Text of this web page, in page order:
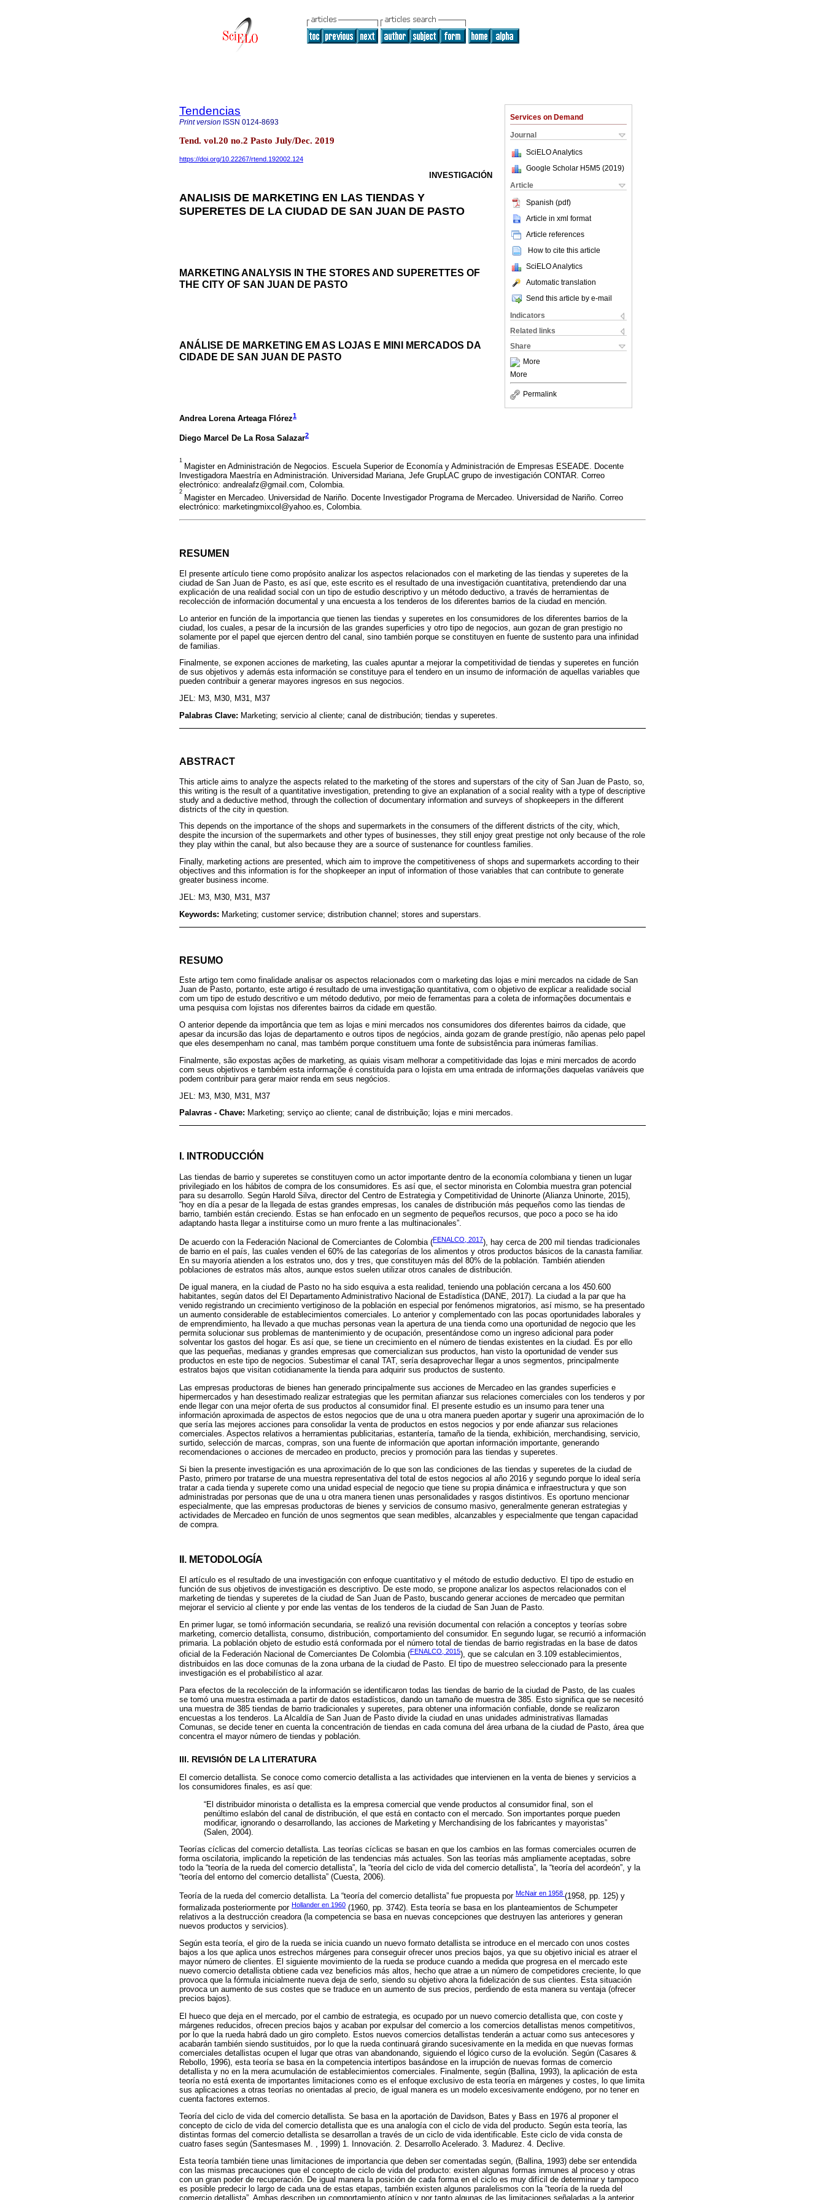
Services on Demand
Journal
SciELO Analytics
Google Scholar H5M5 (2019)
Article
Spanish (pdf)
Article in xml format
Article references
How to cite this article
SciELO Analytics
Automatic translation
Send this article by e-mail
Indicators
Related links
Share
More
More
Permalink
Tendencias
Print version ISSN 0124-8693
Tend. vol.20 no.2 Pasto July/Dec. 2019
https://doi.org/10.22267/rtend.192002.124
INVESTIGACIÓN
ANALISIS DE MARKETING EN LAS TIENDAS Y
SUPERETES DE LA CIUDAD DE SAN JUAN DE PASTO
MARKETING ANALYSIS IN THE STORES AND SUPERETTES OF
THE CITY OF SAN JUAN DE PASTO
ANÁLISE DE MARKETING EM AS LOJAS E MINI MERCADOS DA
CIDADE DE SAN JUAN DE PASTO
Andrea Lorena Arteaga Flórez1
Diego Marcel De La Rosa Salazar2
1
Magister en Administración de Negocios. Escuela Superior de Economía y Administración de Empresas ESEADE. Docente
Investigadora Maestría en Administración. Universidad Mariana, Jefe GrupLAC grupo de investigación CONTAR. Correo
electrónico: andrealafz@gmail.com, Colombia.
2
Magister en Mercadeo. Universidad de Nariño. Docente Investigador Programa de Mercadeo. Universidad de Nariño. Correo
electrónico: marketingmixcol@yahoo.es, Colombia.
RESUMEN
El presente artículo tiene como propósito analizar los aspectos relacionados con el marketing de las tiendas y superetes de la
ciudad de San Juan de Pasto, es así que, este escrito es el resultado de una investigación cuantitativa, pretendiendo dar una
explicación de una realidad social con un tipo de estudio descriptivo y un método deductivo, a través de herramientas de
recolección de información documental y una encuesta a los tenderos de los diferentes barrios de la ciudad en mención.
Lo anterior en función de la importancia que tienen las tiendas y superetes en los consumidores de los diferentes barrios de la
ciudad, los cuales, a pesar de la incursión de las grandes superficies y otro tipo de negocios, aun gozan de gran prestigio no
solamente por el papel que ejercen dentro del canal, sino también porque se constituyen en fuente de sustento para una infinidad
de familias.
Finalmente, se exponen acciones de marketing, las cuales apuntar a mejorar la competitividad de tiendas y superetes en función
de sus objetivos y además esta información se constituye para el tendero en un insumo de información de aquellas variables que
pueden contribuir a generar mayores ingresos en sus negocios.
JEL: M3, M30, M31, M37
Palabras Clave: Marketing; servicio al cliente; canal de distribución; tiendas y superetes.
ABSTRACT
This article aims to analyze the aspects related to the marketing of the stores and superstars of the city of San Juan de Pasto, so,
this writing is the result of a quantitative investigation, pretending to give an explanation of a social reality with a type of descriptive
study and a deductive method, through the collection of documentary information and surveys of shopkeepers in the different
districts of the city in question.
This depends on the importance of the shops and supermarkets in the consumers of the different districts of the city, which,
despite the incursion of the supermarkets and other types of businesses, they still enjoy great prestige not only because of the role
they play within the canal, but also because they are a source of sustenance for countless families.
Finally, marketing actions are presented, which aim to improve the competitiveness of shops and supermarkets according to their
objectives and this information is for the shopkeeper an input of information of those variables that can contribute to generate
greater business income.
JEL: M3, M30, M31, M37
Keywords: Marketing; customer service; distribution channel; stores and superstars.
RESUMO
Este artigo tem como finalidade analisar os aspectos relacionados com o marketing das lojas e mini mercados na cidade de San
Juan de Pasto, portanto, este artigo é resultado de uma investigação quantitativa, com o objetivo de explicar a realidade social
com um tipo de estudo descritivo e um método dedutivo, por meio de ferramentas para a coleta de informações documentais e
uma pesquisa com lojistas nos diferentes bairros da cidade em questão.
O anterior depende da importância que tem as lojas e mini mercados nos consumidores dos diferentes bairros da cidade, que
apesar da incursão das lojas de departamento e outros tipos de negócios, ainda gozam de grande prestígio, não apenas pelo papel
que eles desempenham no canal, mas também porque constituem uma fonte de subsistência para inúmeras famílias.
Finalmente, são expostas ações de marketing, as quiais visam melhorar a competitividade das lojas e mini mercados de acordo
com seus objetivos e também esta informaçõe é constituída para o lojista em uma entrada de informações daquelas variáveis ​​que
podem contribuir para gerar maior renda em seus negócios.
JEL: M3, M30, M31, M37
Palavras - Chave: Marketing; serviço ao cliente; canal de distribuição; lojas e mini mercados.
I. INTRODUCCIÓN
Las tiendas de barrio y superetes se constituyen como un actor importante dentro de la economía colombiana y tienen un lugar
privilegiado en los hábitos de compra de los consumidores. Es así que, el sector minorista en Colombia muestra gran potencial
para su desarrollo. Según Harold Silva, director del Centro de Estrategia y Competitividad de Uninorte (Alianza Uninorte, 2015),
“hoy en día a pesar de la llegada de estas grandes empresas, los canales de distribución más pequeños como las tiendas de
barrio, también están creciendo. Estas se han enfocado en un segmento de pequeños recursos, que poco a poco se ha ido
adaptando hasta llegar a instituirse como un muro frente a las multinacionales”.
De acuerdo con la Federación Nacional de Comerciantes de Colombia (FENALCO, 2017), hay cerca de 200 mil tiendas tradicionales
de barrio en el país, las cuales venden el 60% de las categorías de los alimentos y otros productos básicos de la canasta familiar.
En su mayoría atienden a los estratos uno, dos y tres, que constituyen más del 80% de la población. También atienden
poblaciones de estratos más altos, aunque estos suelen utilizar otros canales de distribución.
De igual manera, en la ciudad de Pasto no ha sido esquiva a esta realidad, teniendo una población cercana a los 450.600
habitantes, según datos del El Departamento Administrativo Nacional de Estadística (DANE, 2017). La ciudad a la par que ha
venido registrando un crecimiento vertiginoso de la población en especial por fenómenos migratorios, así mismo, se ha presentado
un aumento considerable de establecimientos comerciales. Lo anterior y complementado con las pocas oportunidades laborales y
de emprendimiento, ha llevado a que muchas personas vean la apertura de una tienda como una oportunidad de negocio que les
permita solucionar sus problemas de mantenimiento y de ocupación, presentándose como un ingreso adicional para poder
solventar los gastos del hogar. Es así que, se tiene un crecimiento en el número de tiendas existentes en la ciudad. Es por ello
que las pequeñas, medianas y grandes empresas que comercializan sus productos, han visto la oportunidad de vender sus
productos en este tipo de negocios. Subestimar el canal TAT, sería desaprovechar llegar a unos segmentos, principalmente
estratos bajos que visitan cotidianamente la tienda para adquirir sus productos de sustento.
Las empresas productoras de bienes han generado principalmente sus acciones de Mercadeo en las grandes superficies e
hipermercados y han desestimado realizar estrategias que les permitan afianzar sus relaciones comerciales con los tenderos y por
ende llegar con una mejor oferta de sus productos al consumidor final. El presente estudio es un insumo para tener una
información aproximada de aspectos de estos negocios que de una u otra manera pueden aportar y sugerir una aproximación de lo
que sería las mejores acciones para consolidar la venta de productos en estos negocios y por ende afianzar sus relaciones
comerciales. Aspectos relativos a herramientas publicitarias, estantería, tamaño de la tienda, exhibición, merchandising, servicio,
surtido, selección de marcas, compras, son una fuente de información que aportan información importante, generando
recomendaciones o acciones de mercadeo en producto, precios y promoción para las tiendas y superetes.
Si bien la presente investigación es una aproximación de lo que son las condiciones de las tiendas y superetes de la ciudad de
Pasto, primero por tratarse de una muestra representativa del total de estos negocios al año 2016 y segundo porque lo ideal sería
tratar a cada tienda y superete como una unidad especial de negocio que tiene su propia dinámica e infraestructura y que son
administradas por personas que de una u otra manera tienen unas personalidades y rasgos distintivos. Es oportuno mencionar
especialmente, que las empresas productoras de bienes y servicios de consumo masivo, generalmente generan estrategias y
actividades de Mercadeo en función de unos segmentos que sean medibles, alcanzables y especialmente que tengan capacidad
de compra.
II. METODOLOGÍA
El artículo es el resultado de una investigación con enfoque cuantitativo y el método de estudio deductivo. El tipo de estudio en
función de sus objetivos de investigación es descriptivo. De este modo, se propone analizar los aspectos relacionados con el
marketing de tiendas y superetes de la ciudad de San Juan de Pasto, buscando generar acciones de mercadeo que permitan
mejorar el servicio al cliente y por ende las ventas de los tenderos de la ciudad de San Juan de Pasto.
En primer lugar, se tomó información secundaria, se realizó una revisión documental con relación a conceptos y teorías sobre
marketing, comercio detallista, consumo, distribución, comportamiento del consumidor. En segundo lugar, se recurrió a información
primaria. La población objeto de estudio está conformada por el número total de tiendas de barrio registradas en la base de datos
oficial de la Federación Nacional de Comerciantes De Colombia (FENALCO, 2015), que se calculan en 3.109 establecimientos,
distribuidos en las doce comunas de la zona urbana de la ciudad de Pasto. El tipo de muestreo seleccionado para la presente
investigación es el probabilístico al azar.
Para efectos de la recolección de la información se identificaron todas las tiendas de barrio de la ciudad de Pasto, de las cuales
se tomó una muestra estimada a partir de datos estadísticos, dando un tamaño de muestra de 385. Esto significa que se necesitó
una muestra de 385 tiendas de barrio tradicionales y superetes, para obtener una información confiable, donde se realizaron
encuestas a los tenderos. La Alcaldía de San Juan de Pasto divide la ciudad en unas unidades administrativas llamadas
Comunas, se decide tener en cuenta la concentración de tiendas en cada comuna del área urbana de la ciudad de Pasto, área que
concentra el mayor número de tiendas y población.
III. REVISIÓN DE LA LITERATURA
El comercio detallista. Se conoce como comercio detallista a las actividades que intervienen en la venta de bienes y servicios a
los consumidores finales, es así que:
“El distribuidor minorista o detallista es la empresa comercial que vende productos al consumidor final, son el
penúltimo eslabón del canal de distribución, el que está en contacto con el mercado. Son importantes porque pueden
modificar, ignorando o desarrollando, las acciones de Marketing y Merchandising de los fabricantes y mayoristas”
(Salen, 2004).
Teorías cíclicas del comercio detallista. Las teorías cíclicas se basan en que los cambios en las formas comerciales ocurren de
forma oscilatoria, implicando la repetición de las tendencias más actuales. Son las teorías más ampliamente aceptadas, sobre
todo la “teoría de la rueda del comercio detallista”, la “teoría del ciclo de vida del comercio detallista”, la “teoría del acordeón”, y la
“teoría del entorno del comercio detallista” (Cuesta, 2006).
Teoría de la rueda del comercio detallista. La “teoría del comercio detallista” fue propuesta por McNair en 1958 (1958, pp. 125) y
formalizada posteriormente por Hollander en 1960 (1960, pp. 3742). Esta teoría se basa en los planteamientos de Schumpeter
relativos a la destrucción creadora (la competencia se basa en nuevas concepciones que destruyen las anteriores y generan
nuevos productos y servicios).
Según esta teoría, el giro de la rueda se inicia cuando un nuevo formato detallista se introduce en el mercado con unos costes
bajos a los que aplica unos estrechos márgenes para conseguir ofrecer unos precios bajos, ya que su objetivo inicial es atraer el
mayor número de clientes. El siguiente movimiento de la rueda se produce cuando a medida que progresa en el mercado este
nuevo comercio detallista obtiene cada vez beneficios más altos, hecho que atrae a un número de competidores creciente, lo que
provoca que la fórmula inicialmente nueva deja de serlo, siendo su objetivo ahora la fidelización de sus clientes. Esta situación
provoca un aumento de sus costes que se traduce en un aumento de sus precios, perdiendo de esta manera su ventaja (ofrecer
precios bajos).
El hueco que deja en el mercado, por el cambio de estrategia, es ocupado por un nuevo comercio detallista que, con coste y
márgenes reducidos, ofrecen precios bajos y acaban por expulsar del comercio a los comercios detallistas menos competitivos,
por lo que la rueda habrá dado un giro completo. Estos nuevos comercios detallistas tenderán a actuar como sus antecesores y
acabarán también siendo sustituidos, por lo que la rueda continuará girando sucesivamente en la medida en que nuevas formas
comerciales detallistas ocupen el lugar que otras van abandonando, siguiendo el lógico curso de la evolución. Según (Casares &
Rebollo, 1996), esta teoría se basa en la competencia intertipos basándose en la irrupción de nuevas formas de comercio
detallista y no en la mera acumulación de establecimientos comerciales. Finalmente, según (Ballina, 1993), la aplicación de esta
teoría no está exenta de importantes limitaciones como es el enfoque exclusivo de esta teoría en márgenes y costes, lo que limita
sus aplicaciones a otras teorías no orientadas al precio, de igual manera es un modelo excesivamente endógeno, por no tener en
cuenta factores externos.
Teoría del ciclo de vida del comercio detallista. Se basa en la aportación de Davidson, Bates y Bass en 1976 al proponer el
concepto de ciclo de vida del comercio detallista que es una analogía con el ciclo de vida del producto. Según esta teoría, las
distintas formas del comercio detallista se desarrollan a través de un ciclo de vida identificable. Este ciclo de vida consta de
cuatro fases según (Santesmases M. , 1999) 1. Innovación. 2. Desarrollo Acelerado. 3. Madurez. 4. Declive.
Esta teoría también tiene unas limitaciones de importancia que deben ser comentadas según, (Ballina, 1993) debe ser entendida
con las mismas precauciones que el concepto de ciclo de vida del producto: existen algunas formas inmunes al proceso y otras
con un gran poder de recuperación. De igual manera la posición de cada forma en el ciclo es muy difícil de determinar y tampoco
es posible predecir lo largo de cada una de estas etapas, también existen algunos paralelismos con la “teoría de la rueda del
comercio detallista”. Ambas describen un comportamiento atípico y por tanto algunas de las limitaciones señaladas a la anterior